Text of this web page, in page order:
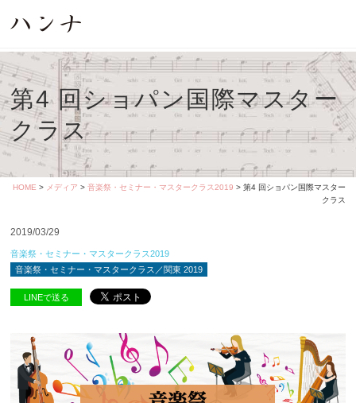
第4 回ショパン国際マスター
クラス
HOME > メディア > 音楽祭・セミナー・マスタークラス2019 > 第4 回ショパン国際マスター
クラス
2019/03/29
音楽祭・セミナー・マスタークラス2019
音楽祭・セミナー・マスタークラス／関東 2019
LINEで送る